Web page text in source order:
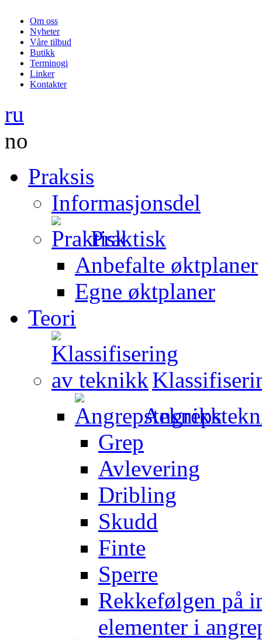
Om oss
Nyheter
Våre tilbud
Butikk
Terminogi
Linker
Kontakter
ru
no
Praksis
Informasjonsdel
Praktisk
Anbefalte øktplaner
Egne øktplaner
Teori
Grep
Avlevering
Dribling
Skudd
Finte
Sperre
Rekkefølgen på
elementer i